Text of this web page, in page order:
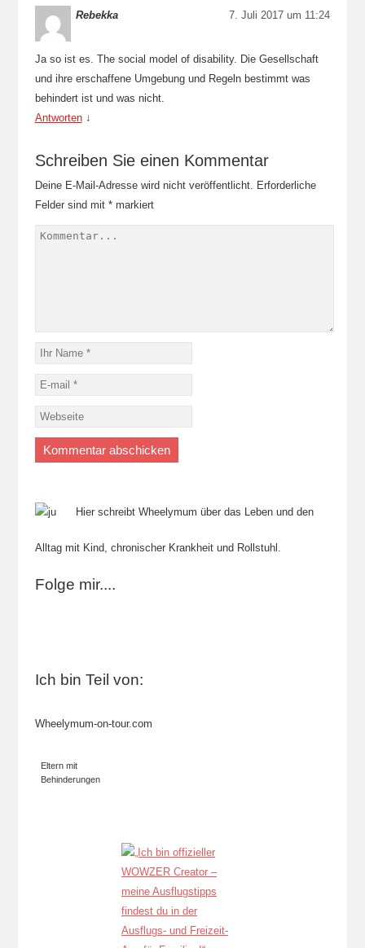
Rebekka 7. Juli 2017 um 11:24
Ja so ist es. The social model of disability. Die Gesellschaft
und ihre erschaffene Umgebung und Regeln bestimmt was
behindert ist und was nicht.
Antworten ↓
Schreiben Sie einen Kommentar
Deine E-Mail-Adresse wird nicht veröffentlicht. Erforderliche
Felder sind mit *markiert
Hier schreibt Wheelymum über das Leben und den
Alltag mit Kind, chronischer Krankheit und Rollstuhl.
Folge mir....
Ich bin Teil von:
Wheelymum-on-tour.com
Eltern mit
Behinderungen